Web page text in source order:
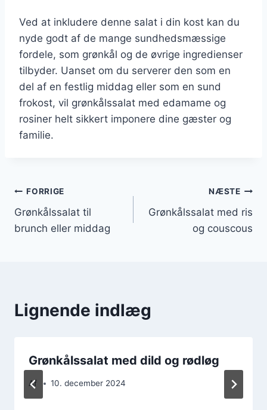
Ved at inkludere denne salat i din kost kan du
nyde godt af de mange sundhedsmæssige
fordele, som grønkål og de øvrige ingredienser
tilbyder. Uanset om du serverer den som en
del af en festlig middag eller som en sund
frokost, vil grønkålssalat med edamame og
rosiner helt sikkert imponere dine gæster og
familie.
Indlægsnavigation
FORRIGE
Grønkålssalat til
brunch eller middag
NÆSTE
Grønkålssalat med ris
og couscous
Lignende indlæg
Grønkålssalat med dild og rødløg
Af 10. december 2024